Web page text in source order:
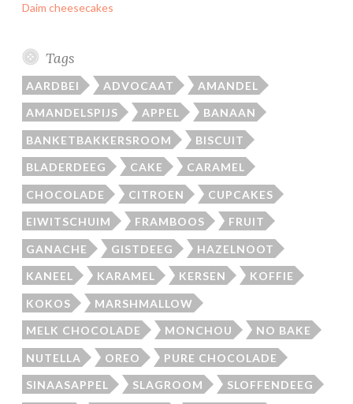
Daim cheesecakes
Tags
AARDBEI ADVOCAAT AMANDEL
AMANDELSPIJS APPEL BANAAN
BANKETBAKKERSROOM BISCUIT
BLADERDEEG CAKE CARAMEL
CHOCOLADE CITROEN CUPCAKES
EIWITSCHUIM FRAMBOOS FRUIT
GANACHE GISTDEEG HAZELNOOT
KANEEL KARAMEL KERSEN KOFFIE
KOKOS MARSHMALLOW
MELK CHOCOLADE MONCHOU NO BAKE
NUTELLA OREO PURE CHOCOLADE
SINAASAPPEL SLAGROOM SLOFFENDEEG